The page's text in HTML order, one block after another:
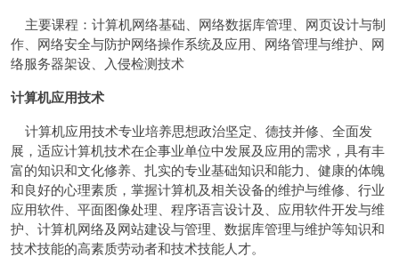
主要课程：计算机网络基础、网络数据库管理、网页设计与制
作、网络安全与防护网络操作系统及应用、网络管理与维护、网
络服务器架设、入侵检测技术
计算机应用技术
计算机应用技术专业培养思想政治坚定、德技并修、全面发
展，适应计算机技术在企事业单位中发展及应用的需求，具有丰
富的知识和文化修养、扎实的专业基础知识和能力、健康的体魄
和良好的心理素质，掌握计算机及相关设备的维护与维修、行业
应用软件、平面图像处理、程序语言设计及、应用软件开发与维
护、计算机网络及网站建设与管理、数据库管理与维护等知识和
技术技能的高素质劳动者和技术技能人才。